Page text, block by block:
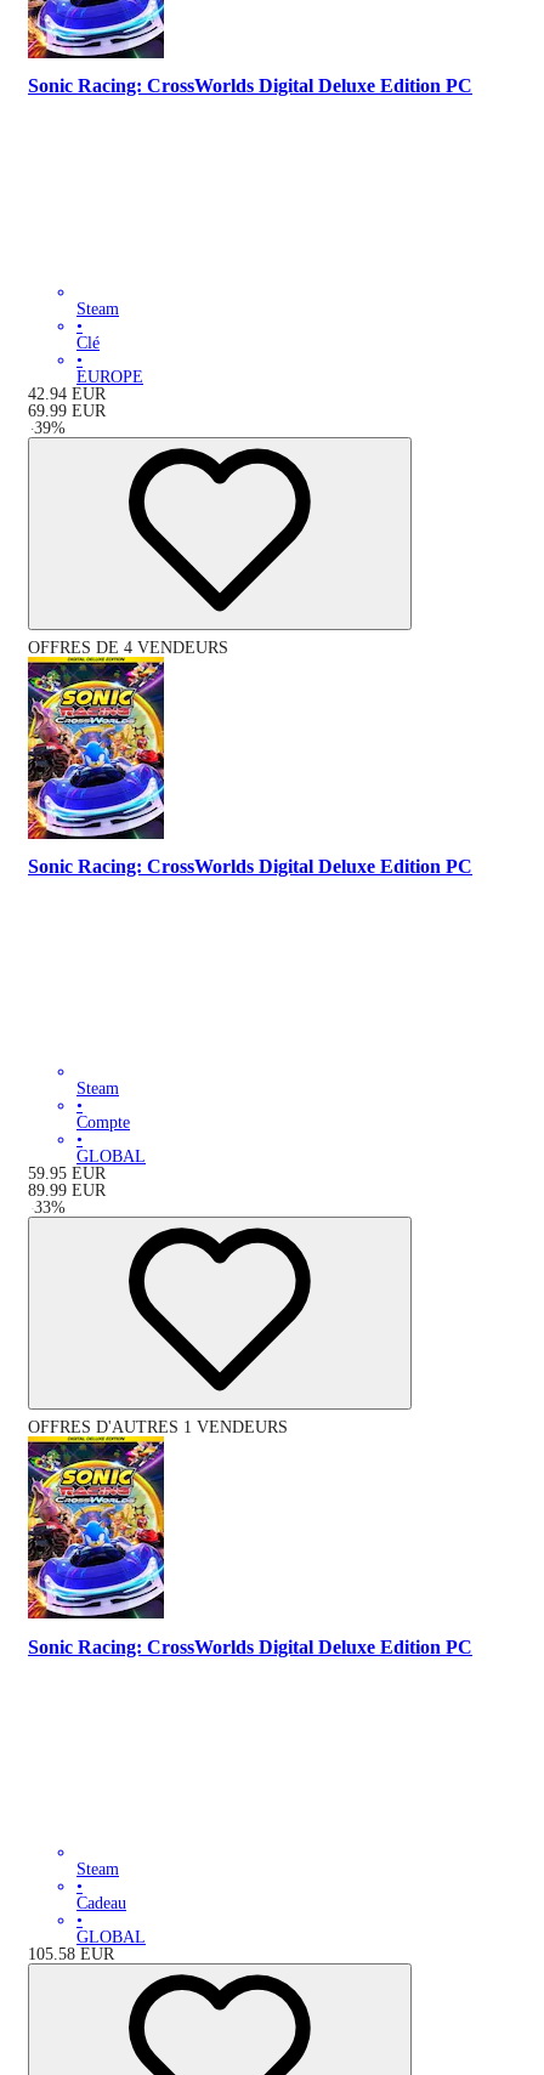
Sonic Racing: CrossWorlds Digital Deluxe Edition PC
Steam
•
Clé
•
EUROPE
42.94 EUR
69.99 EUR
-39%
OFFRES DE 4 VENDEURS
Sonic Racing: CrossWorlds Digital Deluxe Edition PC
Steam
•
Compte
•
GLOBAL
59.95 EUR
89.99 EUR
-33%
OFFRES D'AUTRES 1 VENDEURS
Sonic Racing: CrossWorlds Digital Deluxe Edition PC
Steam
•
Cadeau
•
GLOBAL
105.58 EUR